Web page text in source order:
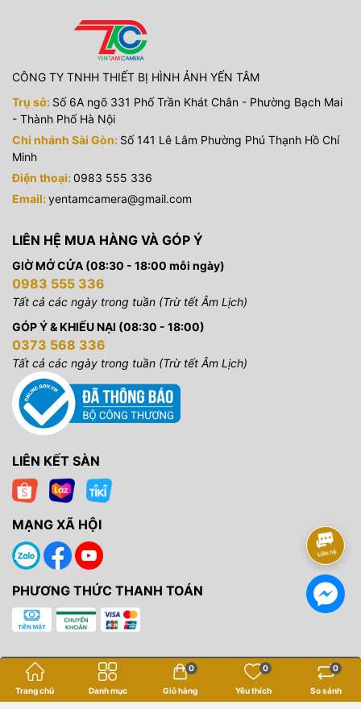
CÔNG TY TNHH THIẾT BỊ HÌNH ẢNH YẾN TÂM
Trụ sở: Số 6A ngõ 331 Phố Trần Khát Chân - Phường Bạch Mai
- Thành Phố Hà Nội
Chi nhánh Sài Gòn: Số 141 Lê Lâm Phường Phú Thạnh Hồ Chí
Minh
Điện thoại:0983 555 336
Email:yentamcamera@gmail.com
LIÊN HỆ MUA HÀNG VÀ GÓP Ý
GIỜ MỞ CỬA (08:30 - 18:00 mỗi ngày)
0983 555 336
Tất cả các ngày trong tuần (Trừ tết Âm Lịch)
GÓP Ý & KHIẾU NẠI (08:30 - 18:00)
0373 568 336
Tất cả các ngày trong tuần (Trừ tết Âm Lịch)
LIÊN KẾT SÀN
MẠNG XÃ HỘI
PHƯƠNG THỨC THANH TOÁN
Bản quyền thuộc vềYến Tâm Camera
Trang chủ Danh mục Giỏ hàng
0
Yêu thích
0
So sánh
0